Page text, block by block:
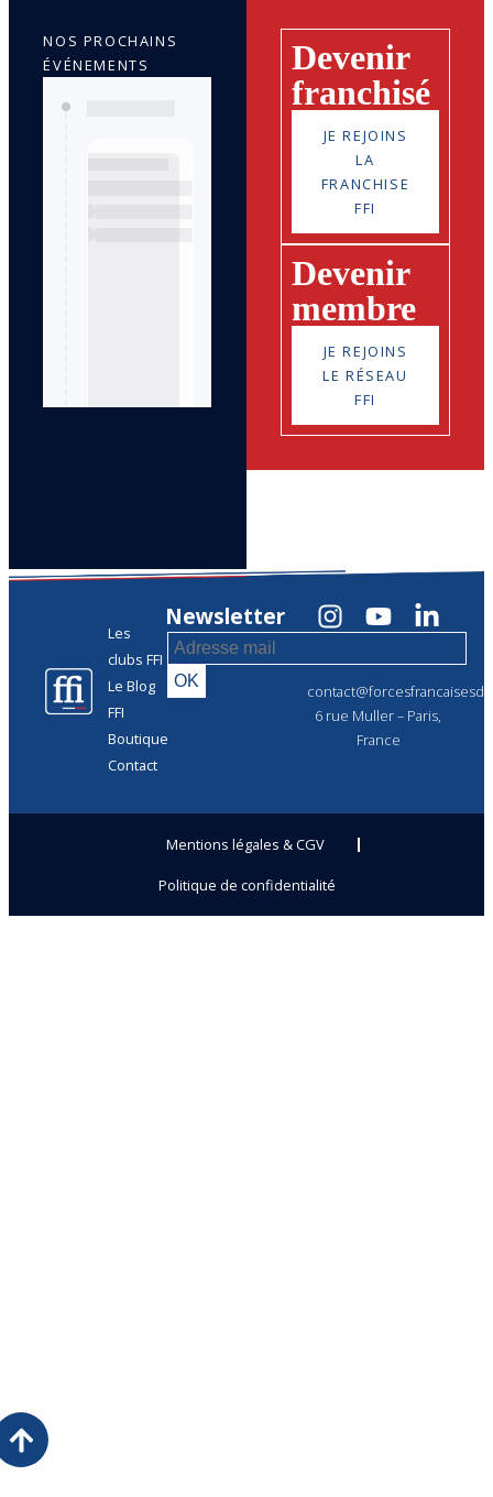
Devenir
franchisé
JE REJOINS
LA
FRANCHISE
FFI
Devenir
membre
JE REJOINS
LE RÉSEAU
FFI
NOS PROCHAINS
ÉVÉNEMENTS
Les
clubs FFI
Le Blog
FFI
Boutique
Contact
6 rue Muller – Paris,
France
Newsletter
Mentions légales & CGV
Politique de confidentialité